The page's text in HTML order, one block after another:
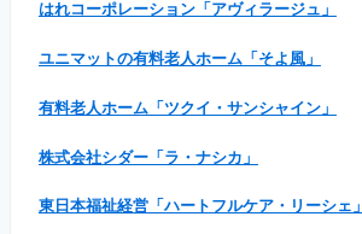
はれコーポレーション「アヴィラージュ」
ユニマットの有料老人ホーム「そよ風」
有料老人ホーム「ツクイ・サンシャイン」
株式会社シダー「ラ・ナシカ」
東日本福祉経営「ハートフルケア・リーシェ」